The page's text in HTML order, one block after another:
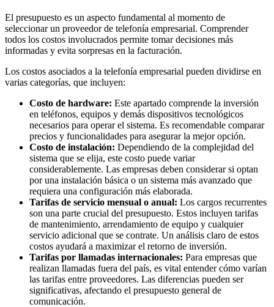
El presupuesto es un aspecto fundamental al momento de
seleccionar un proveedor de telefonía empresarial. Comprender
todos los costos involucrados permite tomar decisiones más
informadas y evita sorpresas en la facturación.
Los costos asociados a la telefonía empresarial pueden dividirse en
varias categorías, que incluyen:
Costo de hardware: Este apartado comprende la inversión
en teléfonos, equipos y demás dispositivos tecnológicos
necesarios para operar el sistema. Es recomendable comparar
precios y funcionalidades para asegurar la mejor opción.
Costo de instalación: Dependiendo de la complejidad del
sistema que se elija, este costo puede variar
considerablemente. Las empresas deben considerar si optan
por una instalación básica o un sistema más avanzado que
requiera una configuración más elaborada.
Tarifas de servicio mensual o anual: Los cargos recurrentes
son una parte crucial del presupuesto. Estos incluyen tarifas
de mantenimiento, arrendamiento de equipo y cualquier
servicio adicional que se contrate. Un análisis claro de estos
costos ayudará a maximizar el retorno de inversión.
Tarifas por llamadas internacionales: Para empresas que
realizan llamadas fuera del país, es vital entender cómo varían
las tarifas entre proveedores. Las diferencias pueden ser
significativas, afectando el presupuesto general de
comunicación.